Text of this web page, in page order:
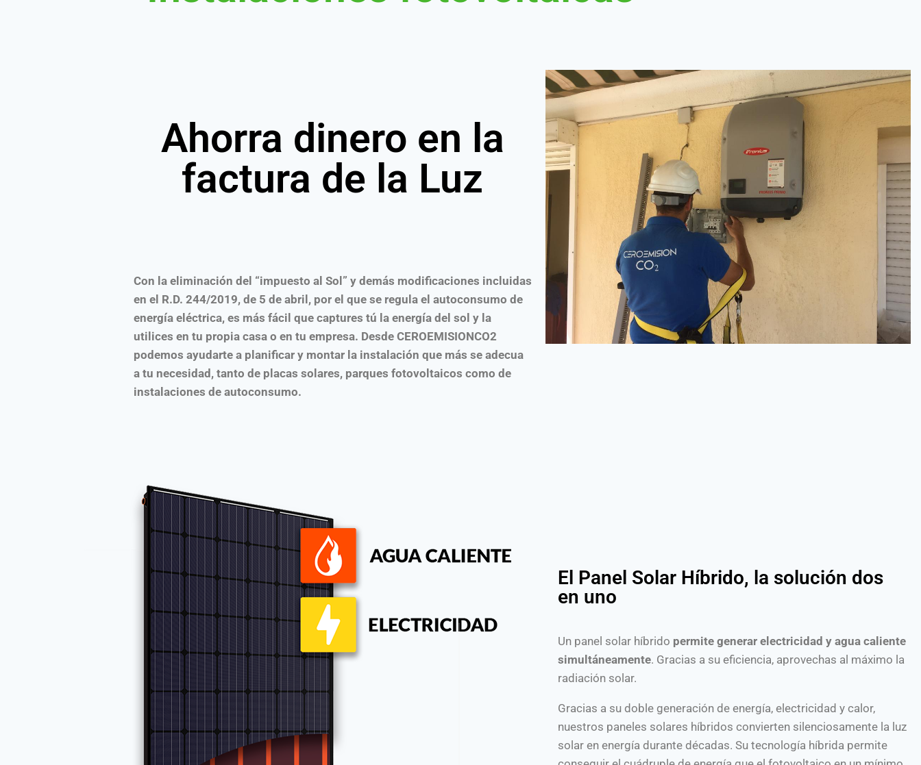
Ahorra dinero en la
factura de la Luz
Con la eliminación del “impuesto al Sol” y demás modificaciones incluidas
en el R.D. 244/2019, de 5 de abril, por el que se regula el autoconsumo de
energía eléctrica, es más fácil que captures tú la energía del sol y la
utilices en tu propia casa o en tu empresa. Desde CEROEMISIONCO2
podemos ayudarte a planificar y montar la instalación que más se adecua
a tu necesidad, tanto de placas solares, parques fotovoltaicos como de
instalaciones de autoconsumo.
El Panel Solar Híbrido, la solución dos
en uno
Un panel solar híbrido permite generar electricidad y agua caliente
simultáneamente. Gracias a su eficiencia, aprovechas al máximo la
radiación solar.
Gracias a su doble generación de energía, electricidad y calor,
nuestros paneles solares híbridos convierten silenciosamente la luz
solar en energía durante décadas. Su tecnología híbrida permite